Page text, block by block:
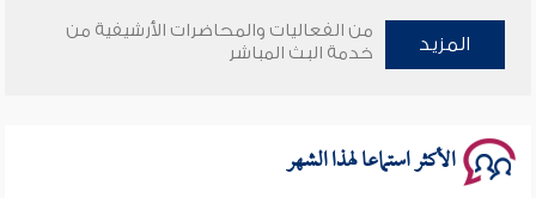
وأمنهم من خوف 9
المزيد
من الفعاليات والمحاضرات الأرشيفية من
خدمة البث المباشر
الأكثر استماعا لهذا الشهر